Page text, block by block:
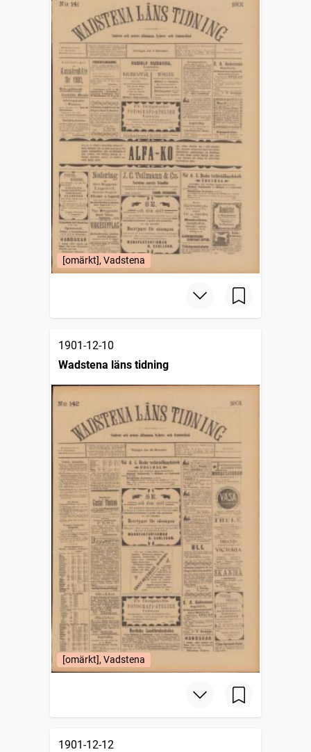
[omärkt], Vadstena
1901-12-10
Wadstena läns tidning
[omärkt], Vadstena
1901-12-12